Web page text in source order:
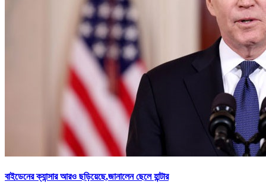
বাইডেনের ক্যান্সার আরও ছড়িয়েছে,জানালেন ছেলে হান্টার